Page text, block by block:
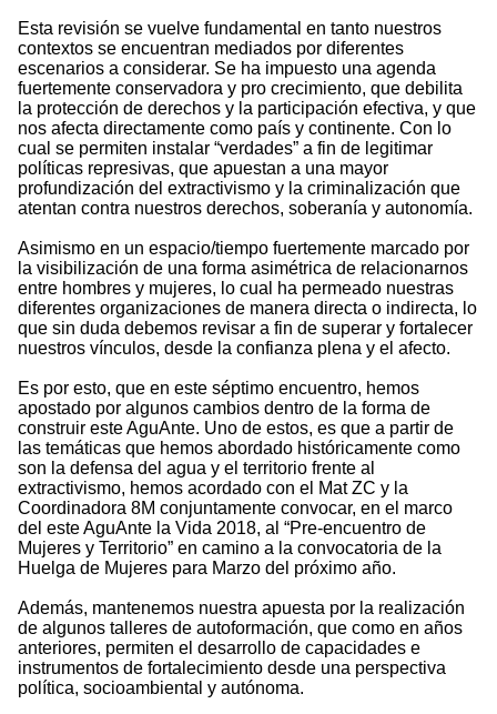
Esta revisión se vuelve fundamental en tanto nuestros
contextos se encuentran mediados por diferentes
escenarios a considerar. Se ha impuesto una agenda
fuertemente conservadora y pro crecimiento, que debilita
la protección de derechos y la participación efectiva, y que
nos afecta directamente como país y continente. Con lo
cual se permiten instalar “verdades” a fin de legitimar
políticas represivas, que apuestan a una mayor
profundización del extractivismo y la criminalización que
atentan contra nuestros derechos, soberanía y autonomía.
Asimismo en un espacio/tiempo fuertemente marcado por
la visibilización de una forma asimétrica de relacionarnos
entre hombres y mujeres, lo cual ha permeado nuestras
diferentes organizaciones de manera directa o indirecta, lo
que sin duda debemos revisar a fin de superar y fortalecer
nuestros vínculos, desde la confianza plena y el afecto.
Es por esto, que en este séptimo encuentro, hemos
apostado por algunos cambios dentro de la forma de
construir este AguAnte. Uno de estos, es que a partir de
las temáticas que hemos abordado históricamente como
son la defensa del agua y el territorio frente al
extractivismo, hemos acordado con el Mat ZC y la
Coordinadora 8M conjuntamente convocar, en el marco
del este AguAnte la Vida 2018, al “Pre-encuentro de
Mujeres y Territorio” en camino a la convocatoria de la
Huelga de Mujeres para Marzo del próximo año.
Además, mantenemos nuestra apuesta por la realización
de algunos talleres de autoformación, que como en años
anteriores, permiten el desarrollo de capacidades e
instrumentos de fortalecimiento desde una perspectiva
política, socioambiental y autónoma.